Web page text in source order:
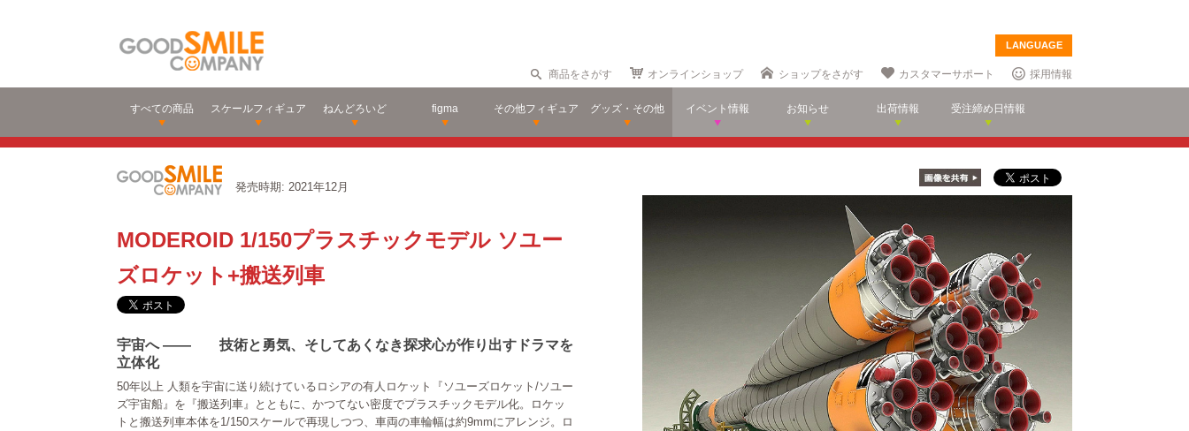
LANGUAGE
商品をさがす オンラインショップ ショップをさがす カスタマーサポート 採用情報
すべての商品 スケールフィギュア ねんどろいど figma その他フィギュア グッズ・その他 イベント情報 お知らせ 出荷情報 受注締め日情報
発売時期: 2021年12月
MODEROID 1/150プラスチックモデル ソユー
ズロケット+搬送列車
宇宙へ ―― 技術と勇気、そしてあくなき探求心が作り出すドラマを
立体化
50年以上 人類を宇宙に送り続けているロシアの有人ロケット『ソユーズロケット/ソユー
ズ宇宙船』を『搬送列車』とともに、かつてない密度でプラスチックモデル化。ロケッ
トと搬送列車本体を1/150スケールで再現しつつ、車両の車輪幅は約9mmにアレンジ。ロ